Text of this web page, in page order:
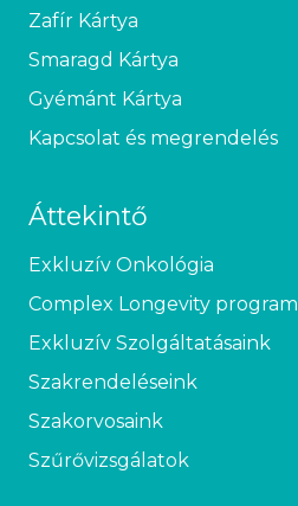
Zafír Kártya
Smaragd Kártya
Gyémánt Kártya
Kapcsolat és megrendelés
Áttekintő
Exkluzív Onkológia
Complex Longevity program
Exkluzív Szolgáltatásaink
Szakrendeléseink
Szakorvosaink
Szűrővizsgálatok